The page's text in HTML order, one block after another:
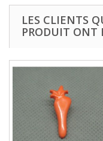
LES CLIENTS
PRODUIT ONT